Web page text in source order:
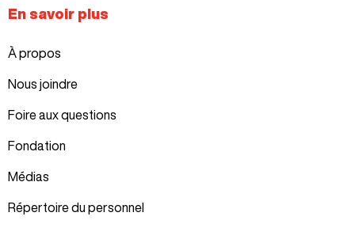
En savoir plus
À propos
Nous joindre
Foire aux questions
Fondation
Médias
Répertoire du personnel